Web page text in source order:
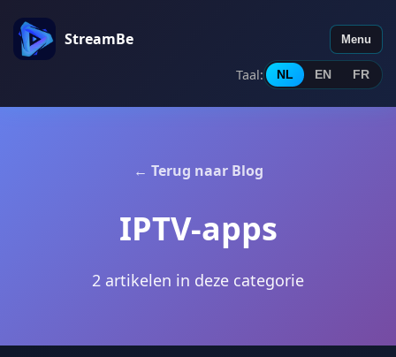
StreamBe Menu
Taal: NL EN FR
← Terug naar Blog
IPTV-apps
2 artikelen in deze categorie